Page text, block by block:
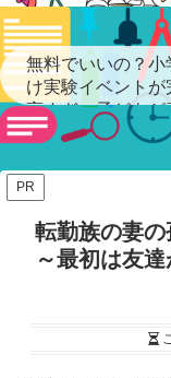
無料でいいの？小
け実験イベントが
高すぎ…子どもが
験ショー
PR
転勤族の妻
～最初は友